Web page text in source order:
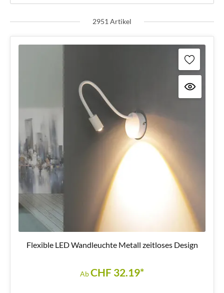
2951 Artikel
Flexible LED Wandleuchte Metall zeitloses Design
AbCHF 32.19*